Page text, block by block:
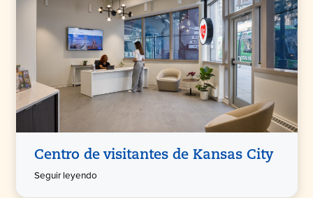
Centro de visitantes de Kansas City
Seguir leyendo